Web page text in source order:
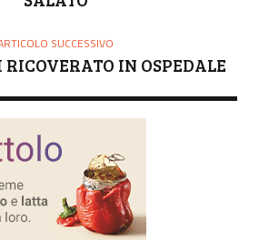
SUCCESSIVO
IN OSPEDALE